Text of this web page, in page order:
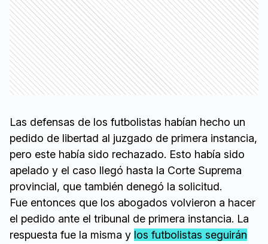
Las defensas de los futbolistas habían hecho un
pedido de libertad al juzgado de primera instancia,
pero este había sido rechazado. Esto había sido
apelado y el caso llegó hasta la Corte Suprema
provincial, que también denegó la solicitud.
Fue entonces que los abogados volvieron a hacer
el pedido ante el tribunal de primera instancia. La
respuesta fue la misma y los futbolistas seguirán